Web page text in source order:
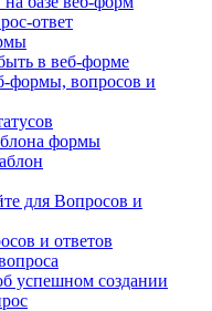
ответ
в веб-форме
формы, вопросов и
формы
для Вопросов и
и ответов
успешном создании